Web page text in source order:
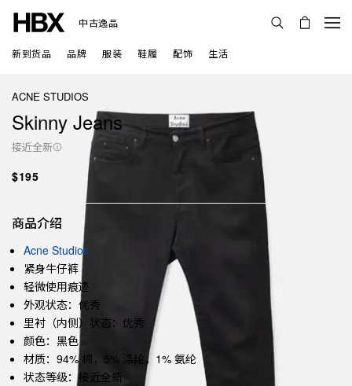
中古逸品
新到货品 品牌 服装 鞋履 配饰 生活
ACNE STUDIOS
Skinny Jeans
接近全新
$195
商品介绍
Acne Studios
紧身牛仔裤
轻微使用痕迹
外观状态：优秀
里衬（内侧）状态：优秀
颜色：黑色
材质：94% 棉，5% 涤纶，1% 氨纶
状态等级：接近全新